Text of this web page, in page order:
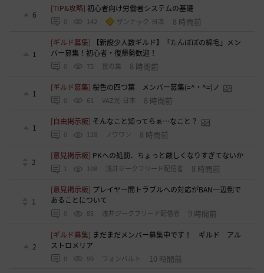
6
[TIP&攻略]初心者向け労働者システムの基礎
0 142 ザンナック-日本 8 時間前
1
[ギルド募集]
【新設少人数ギルド】「たんぽぽの綿毛」メン
バー募集！初心者・復帰勢歓迎！
0 75 鼠の巣 8 時間前
1
[ギルド募集]桜色の四つ葉 メンバー募集(=^・^=)ノ
0 61 VAZ光-日本 8 時間前
1
[自由掲示板] そんなこと知ってらぁ…なこと？
0 128 ノウワン 8 時間前
2
[意見掲示板] PKへの処罰、ちょっと厳しくなりすぎてないか
1 108 浅井ジークフリード配信者 8 時間前
1
[意見掲示板] プレイヤー間トラブルへの対応がBAN一辺倒で
あることについて
0 85 浅井ジークフリード配信者 9 時間前
2
[ギルド募集] まだまだメンバー募集中です！ ギルド アル
ストロメリア
0 99 フォンバルト 10 時間前